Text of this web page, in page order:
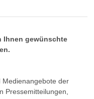
Ihnen gewünschte
Medienangebote der
Pressemitteilungen,